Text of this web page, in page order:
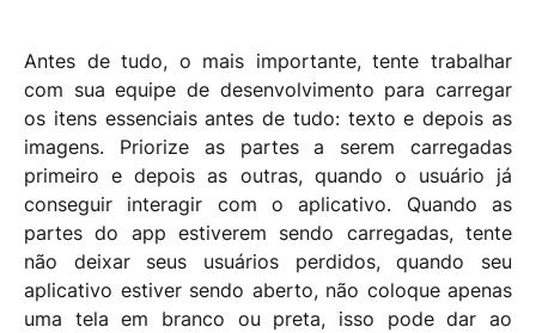
Antes de tudo, o mais importante, tente trabalhar
com sua equipe de desenvolvimento para carregar
os itens essenciais antes de tudo: texto e depois as
imagens. Priorize as partes a serem carregadas
primeiro e depois as outras, quando o usuário já
conseguir interagir com o aplicativo. Quando as
partes do app estiverem sendo carregadas, tente
não deixar seus usuários perdidos, quando seu
aplicativo estiver sendo aberto, não coloque apenas
uma tela em branco ou preta, isso pode dar ao